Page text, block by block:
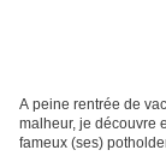
A peine rentrée de
malheur, je découvre
fameux (ses)